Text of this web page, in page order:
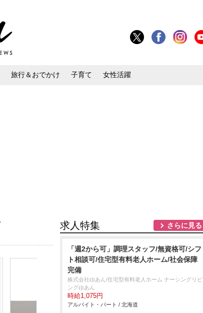
旅行＆おでかけ 子育て 女性活躍
求人特集 さらに見る
「週2から可」調理スタッフ/無資格可/シフ
ト相談可/住宅型有料老人ホーム/社会保障
完備
株式会社ゆあん/住宅型有料老人ホーム ナーシングリビ
ングゆあん
時給1,075円
アルバイト・パート / 北海道